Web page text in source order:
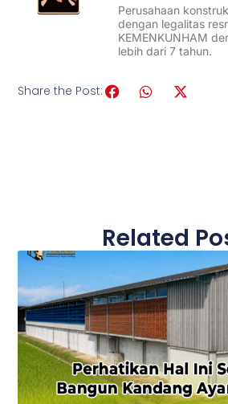
Perusahaan
dengan legalitas
KEMENKUNHAM
lebih dari 7 tahun.
Share the Post:
Related